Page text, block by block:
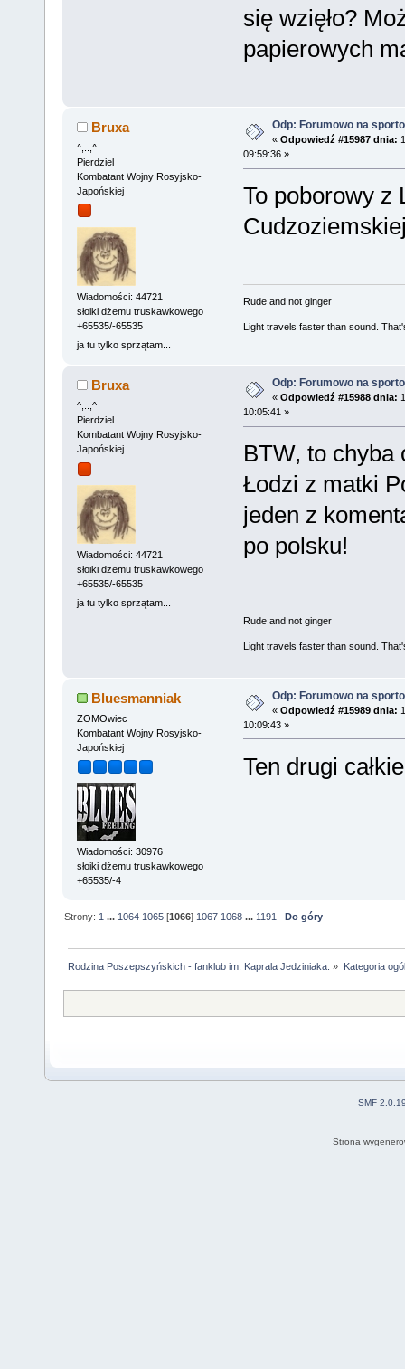
się wzięło?
papierowych
Bruxa
^,..,^
Pierdziel
Kombatant Wojny Rosyjsko-
Japońskiej
Wiadomości: 44721
słoiki dżemu truskawkowego
+65535/-65535
ja tu tylko sprzątam...
Odp: Forumowo na
« Odpowiedź #15987 dnia:
09:59:36 »
To poborowy z
Rude and not ginger
Light travels faster than sound.
Bruxa
^,..,^
Pierdziel
Kombatant Wojny Rosyjsko-
Japońskiej
Wiadomości: 44721
słoiki dżemu truskawkowego
+65535/-65535
ja tu tylko sprzątam...
Odp: Forumowo na
« Odpowiedź #15988 dnia:
10:05:41 »
BTW, to chyba
Łodzi z matki
jeden z
po polsku!
Rude and not ginger
Light travels faster than sound.
Bluesmanniak
ZOMOwiec
Kombatant Wojny Rosyjsko-
Japońskiej
Wiadomości: 30976
słoiki dżemu truskawkowego
+65535/-4
Odp: Forumowo na
« Odpowiedź #15989 dnia:
10:09:43 »
Ten drugi
Strony: 1 ... 1064 1065 [1066] 1067 1068 ... 1191 Do góry
Rodzina Poszepszyńskich - fanklub im. Kaprala Jedziniaka. » Kategoria
SMF
Strona